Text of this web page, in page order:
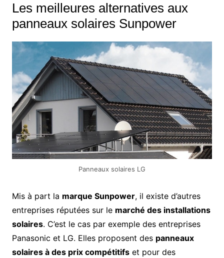
Les meilleures alternatives aux
panneaux solaires Sunpower
Panneaux solaires LG
Mis à part la marque Sunpower, il existe d’autres
entreprises réputées sur le marché des installations
solaires. C’est le cas par exemple des entreprises
Panasonic et LG. Elles proposent des panneaux
solaires à des prix compétitifset pour des